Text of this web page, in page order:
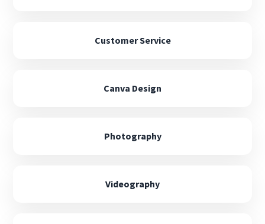
Customer Service
Canva Design
Photography
Videography